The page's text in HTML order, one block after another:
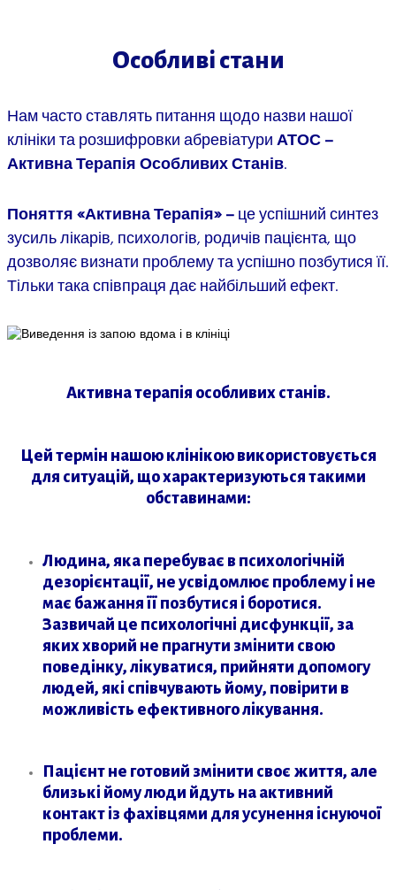
Особливі стани
Нам часто ставлять питання щодо назви нашої
клініки та розшифровки абревіатуриАТОС –
Активна Терапія Особливих Станів.
Поняття «Активна Терапія» –це успішний синтез
зусиль лікарів, психологів, родичів пацієнта, що
дозволяє визнати проблему та успішно позбутися її.
Тільки така співпраця дає найбільший ефект.
Активна терапія особливих станів.
Цей термін нашою клінікою використовується
для ситуацій, що характеризуються такими
обставинами:
Людина, яка перебуває в психологічній
дезорієнтації, не усвідомлює проблему і не
має бажання її позбутися і боротися.
Зазвичай це психологічні дисфункції, за
яких хворий не прагнути змінити свою
поведінку, лікуватися, прийняти допомогу
людей, які співчувають йому, повірити в
можливість ефективного лікування.
Пацієнт не готовий змінити своє життя, але
близькі йому люди йдуть на активний
контакт із фахівцями для усунення існуючої
проблеми.